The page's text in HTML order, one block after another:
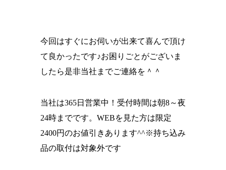
今回はすぐにお伺いが出来て喜んで頂け
て良かったです♪お困りごとがございま
したら是非当社までご連絡を＾＾
当社は365日営業中！受付時間は朝8～夜
24時までです。WEBを見た方は限定
2400円のお値引きあります^^※持ち込み
品の取付は対象外です